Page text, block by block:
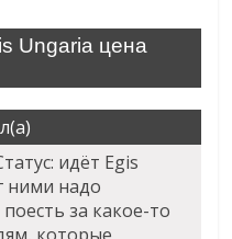
Ungaria цена
идёт Egis
ними надо
за какое-то